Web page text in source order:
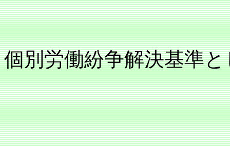
個別労働紛争解決基準